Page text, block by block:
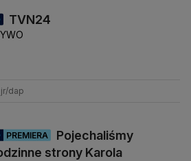
TVN24
dap
PREMIERA
Pojechaliśmy
strony Karola